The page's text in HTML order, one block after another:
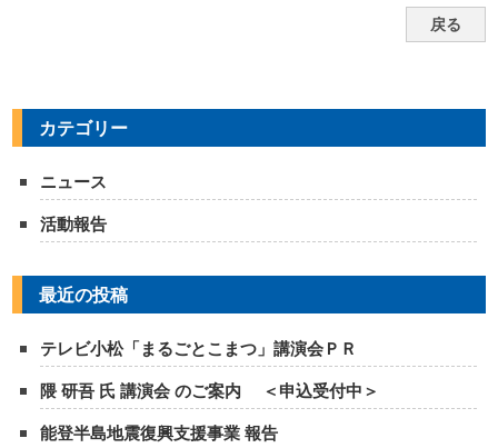
戻る
カテゴリー
ニュース
活動報告
最近の投稿
テレビ小松「まるごとこまつ」講演会ＰＲ
隈 研吾 氏 講演会 のご案内 ＜申込受付中＞
能登半島地震復興支援事業 報告